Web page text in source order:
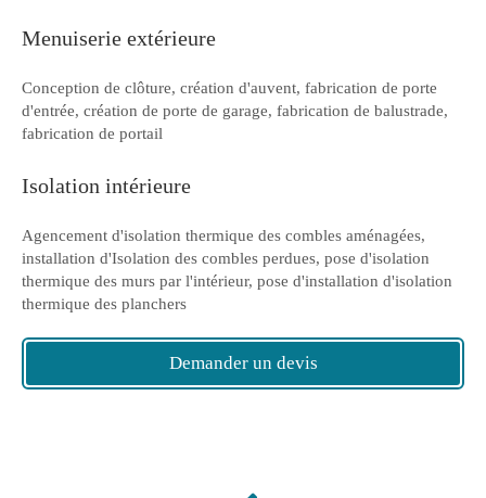
Menuiserie extérieure
Conception de clôture, création d'auvent, fabrication de porte
d'entrée, création de porte de garage, fabrication de balustrade,
fabrication de portail
Isolation intérieure
Agencement d'isolation thermique des combles aménagées,
installation d'Isolation des combles perdues, pose d'isolation
thermique des murs par l'intérieur, pose d'installation d'isolation
thermique des planchers
Demander un devis